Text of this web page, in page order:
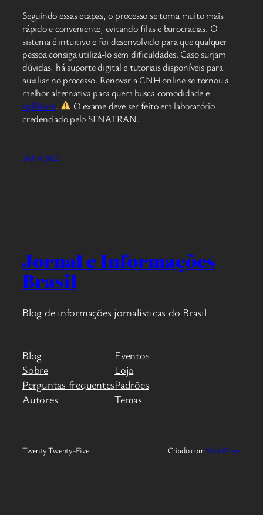
Seguindo essas etapas, o processo se torna muito mais
rápido e conveniente, evitando filas e burocracias. O
sistema é intuitivo e foi desenvolvido para que qualquer
pessoa consiga utilizá-lo sem dificuldades. Caso surjam
dúvidas, há suporte digital e tutoriais disponíveis para
auxiliar no processo. Renovar a CNH online se tornou a
melhor alternativa para quem busca comodidade e
agilidade.
O exame deve ser feito em laboratório
credenciado pelo SENATRAN.
24/09/2025
Jornal e Informações
Brasil
Blog de informações jornalísticas do Brasil
Blog
Sobre
Perguntas frequentes
Autores
Eventos
Loja
Padrões
Temas
Twenty Twenty-Five Criado com WordPress